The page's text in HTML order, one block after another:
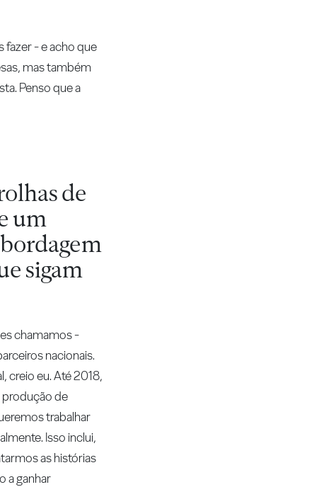
fazer - e acho que
mas também
Penso que a
de
um
sigam
chamamos -
nacionais.
creio eu. Até 2018,
produção de
trabalhar
Isso inclui,
as histórias
a ganhar